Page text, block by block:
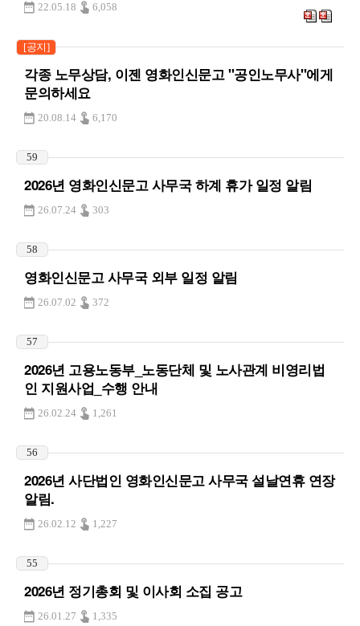
22.05.18 6,058
[공지]
각종 노무상담, 이젠 영화인신문고 "공인노무사"에게
문의하세요
20.08.14 6,170
59
2026년 영화인신문고 사무국 하계 휴가 일정 알림
26.07.24 303
58
영화인신문고 사무국 외부 일정 알림
26.07.02 372
57
2026년 고용노동부_노동단체 및 노사관계 비영리법
인 지원사업_수행 안내
26.02.24 1,261
56
2026년 사단법인 영화인신문고 사무국 설날연휴 연장
알림.
26.02.12 1,227
55
2026년 정기총회 및 이사회 소집 공고
26.01.27 1,335